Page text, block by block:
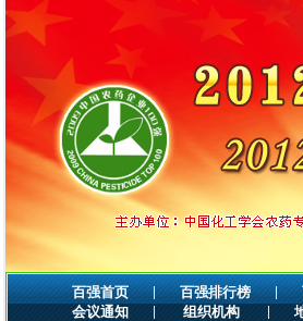
百强首页 | 百强排行榜 |
会议通知
| 组织机构 |